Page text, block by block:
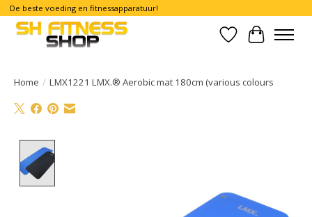
De beste voeding en fitnessapparatuur!
Verlanglijst
Home / LMX1221 LMX.® Aerobic mat 180cm (various colours